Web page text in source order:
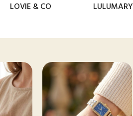
LOVIE & CO LULUMARY